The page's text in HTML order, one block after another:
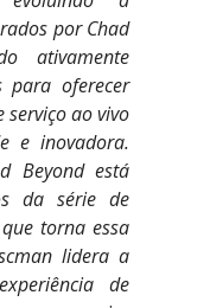
por Chad
ativamente
para oferecer
serviço ao vivo
e inovadora.
Beyond está
da série de
torna essa
lidera a
de